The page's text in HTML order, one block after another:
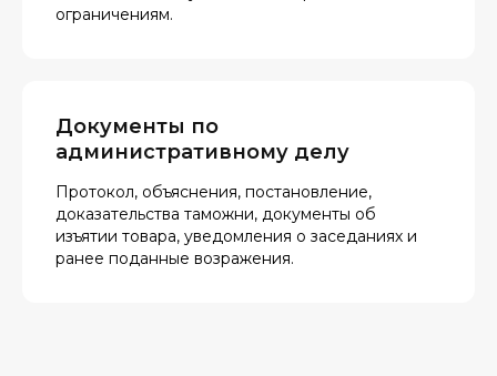
ограничениям.
Документы по
административному делу
Протокол, объяснения, постановление,
доказательства таможни, документы об
изъятии товара, уведомления о заседаниях и
ранее поданные возражения.